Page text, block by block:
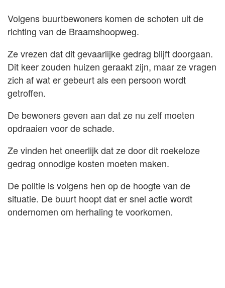
Volgens buurtbewoners komen de schoten uit de
richting van de Braamshoopweg.
Ze vrezen dat dit gevaarlijke gedrag blijft doorgaan.
Dit keer zouden huizen geraakt zijn, maar ze vragen
zich af wat er gebeurt als een persoon wordt
getroffen.
De bewoners geven aan dat ze nu zelf moeten
opdraaien voor de schade.
Ze vinden het oneerlijk dat ze door dit roekeloze
gedrag onnodige kosten moeten maken.
De politie is volgens hen op de hoogte van de
situatie. De buurt hoopt dat er snel actie wordt
ondernomen om herhaling te voorkomen.